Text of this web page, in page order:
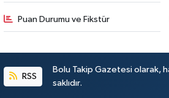
Puan Durumu ve Fikstür
RSS
Bolu Takip Gazetesi olarak,
saklıdır.